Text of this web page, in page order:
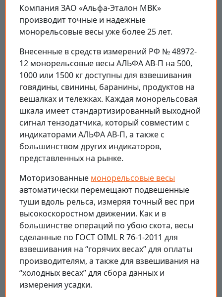
Компания ЗАО «Альфа-Эталон МВК»
производит точные и надежные
монорельсовые весы уже более 25 лет.
Внесенные в средств измерений РФ № 48972-
12 монорельсовые весы АЛЬФА АВ-П на 500,
1000 или 1500 кг доступны для взвешивания
говядины, свинины, баранины, продуктов на
вешалках и тележках. Каждая монорельсовая
шкала имеет стандартизированный выходной
сигнал тензодатчика, который совместим с
индикаторами АЛЬФА АВ-П, а также с
большинством других индикаторов,
представленных на рынке.
Моторизованные монорельсовые весы
автоматически перемещают подвешенные
туши вдоль рельса, измеряя точный вес при
высокоскоростном движении. Как и в
большинстве операций по убою скота, весы
сделанные по ГОСТ OIML R 76-1-2011 для
взвешивания на “горячих весах” для оплаты
производителям, а также для взвешивания на
“холодных весах” для сбора данных и
измерения усадки.